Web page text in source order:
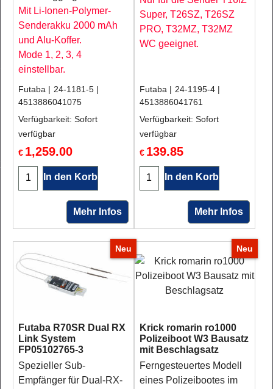
Mit Li-Ionen-Polymer-
Senderakku 2000 mAh
und Alu-Koffer.
Mode 1, 2, 3, 4
einstellbar.
€ 1,259.00
Futaba
24-1181-5
4513886041075
Verfügbarkeit: Sofort
verfügbar
In den Korb
Mehr Infos
Super, T26SZ, T26SZ
PRO, T32MZ, T32MZ
WC geeignet.
€ 139.85
Futaba
24-1195-4
4513886041761
Verfügbarkeit: Sofort
verfügbar
In den Korb
Mehr Infos
Neu
Futaba R70SR Dual RX
Link System
FP05102765-3
Spezieller Sub-
Empfänger für Dual-RX-
Neu
Krick romarin ro1000
Polizeiboot W3 Bausatz
mit Beschlagsatz
Ferngesteuertes Modell
eines Polizeibootes im